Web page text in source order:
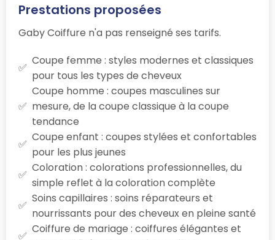
Prestations proposées
Gaby Coiffure n'a pas renseigné ses tarifs.
Coupe femme : styles modernes et classiques
pour tous les types de cheveux
Coupe homme : coupes masculines sur
mesure, de la coupe classique à la coupe
tendance
Coupe enfant : coupes stylées et confortables
pour les plus jeunes
Coloration : colorations professionnelles, du
simple reflet à la coloration complète
Soins capillaires : soins réparateurs et
nourrissants pour des cheveux en pleine santé
Coiffure de mariage : coiffures élégantes et